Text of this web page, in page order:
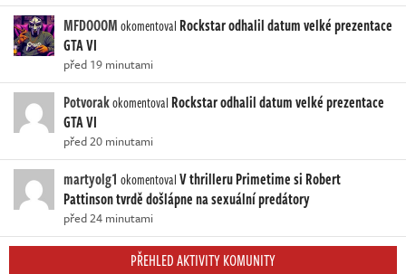
MFDOOOMokomentoval Rockstar odhalil datum velké prezentace
GTA VI
před 19 minutami
Potvorakokomentoval Rockstar odhalil datum velké prezentace
GTA VI
před 20 minutami
martyolg1 okomentovalV thrilleru Primetime si Robert
Pattinson tvrdě došlápne na sexuální predátory
před 24 minutami
PŘEHLED AKTIVITY KOMUNITY